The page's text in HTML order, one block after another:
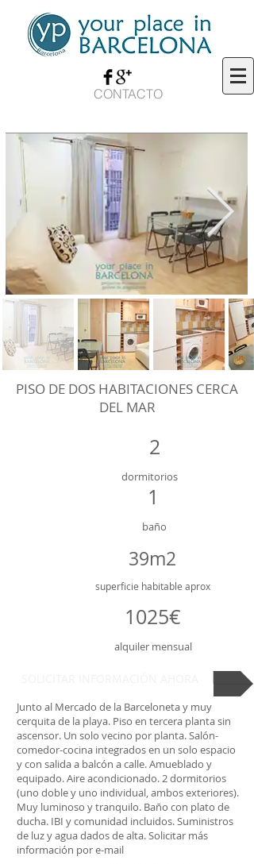
CONTACTO
PISO DE DOS HABITACIONES CERCA
DEL MAR
2
dormitorios
1
baño
39m2
superficie habitable aprox
1025€
alquiler mensual
Junto al Mercado de la Barceloneta y muy
cerquita de la playa. Piso en tercera planta sin
ascensor. Un solo vecino por planta. Salón-
comedor-cocina integrados en un solo espacio
y con salida a balcón a calle. Amueblado y
equipado. Aire acondicionado. 2 dormitorios
(uno doble y uno individual, ambos exteriores).
Muy luminoso y tranquilo. Baño con plato de
ducha. IBI y comunidad incluidos. Suministros
de luz y agua dados de alta. Solicitar más
información por e-mail